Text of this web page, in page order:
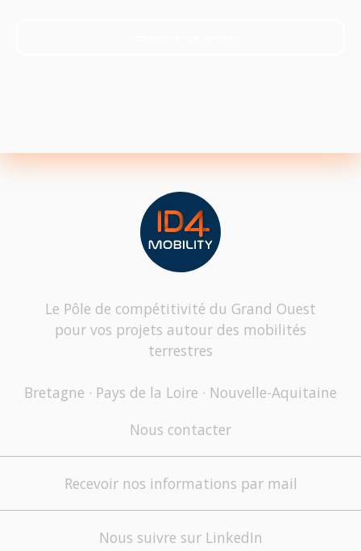
Le Pôle de compétitivité du Grand Ouest
pour vos projets autour des mobilités
terrestres
Bretagne · Pays de la Loire · Nouvelle-Aquitaine
Nous contacter
Recevoir nos informations par mail
Nous suivre sur LinkedIn